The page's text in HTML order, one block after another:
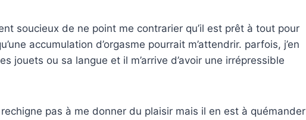
soucieux de ne point me contrarier qu’il est prêt à tout pour
accumulation d’orgasme pourrait m’attendrir. parfois, j’en
jouets ou sa langue et il m’arrive d’avoir une irrépressible
pas à me donner du plaisir mais il en est à quémander